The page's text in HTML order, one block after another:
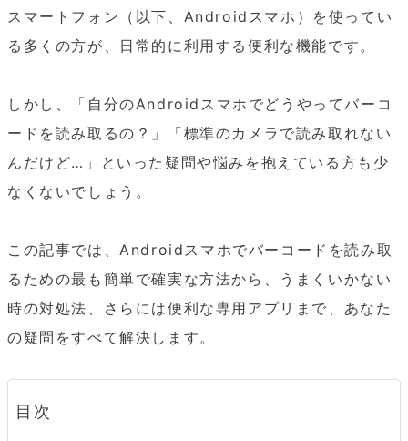
スマートフォン（以下、Androidスマホ）を使ってい
る多くの方が、日常的に利用する便利な機能です。
しかし、「自分のAndroidスマホでどうやってバーコ
ードを読み取るの？」「標準のカメラで読み取れない
んだけど…」といった疑問や悩みを抱えている方も少
なくないでしょう。
この記事では、Androidスマホでバーコードを読み取
るための最も簡単で確実な方法から、うまくいかない
時の対処法、さらには便利な専用アプリまで、あなた
の疑問をすべて解決します。
目次